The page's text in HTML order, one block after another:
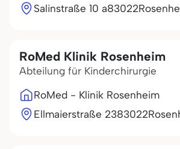
Salinstraße 10 a83022
RoMed Klinik Rosenheim
Abteilung für Kinderchirurgie
RoMed - Klinik Rosenheim
Ellmaierstraße 2383022